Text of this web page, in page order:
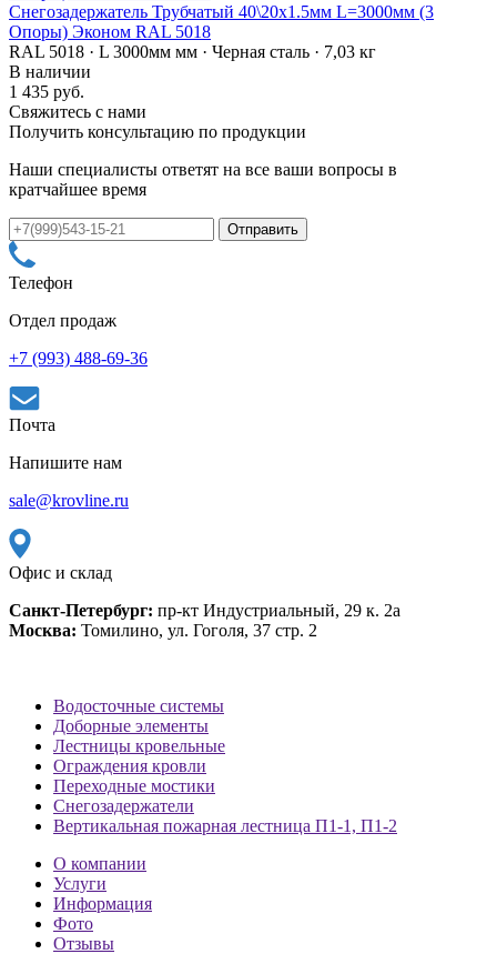
Снегозадержатель Трубчатый 40\20х1.5мм L=3000мм (3
Опоры) Эконом RAL 5018
RAL 5018 · L 3000мм мм · Черная сталь · 7,03 кг
В наличии
1 435 руб.
Свяжитесь с нами
Получить консультацию по продукции
Наши специалисты ответят на все ваши вопросы в
кратчайшее время
Телефон
Отдел продаж
+7 (993) 488-69-36
Почта
Напишите нам
sale@krovline.ru
Офис и склад
Санкт-Петербург: пр-кт Индустриальный, 29 к. 2а
Москва: Томилино, ул. Гоголя, 37 стр. 2
Водосточные системы
Доборные элементы
Лестницы кровельные
Ограждения кровли
Переходные мостики
Снегозадержатели
Вертикальная пожарная лестница П1-1, П1-2
О компании
Услуги
Информация
Фото
Отзывы